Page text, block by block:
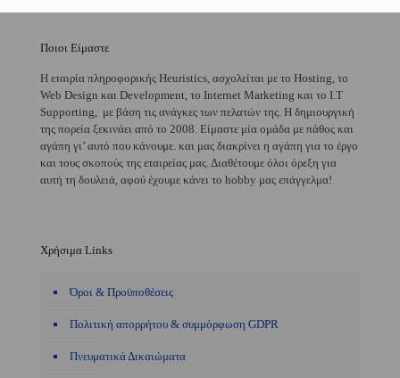
Ποιοι Είμαστε
H εταιρία πληροφορικής Heuristics, ασχολείται με το Hosting, το
Web Design και Development, το Internet Marketing και το I.T
Supporting, με βάση τις ανάγκες των πελατών της. Η δημιουργική
της πορεία ξεκινάει από το 2008. Είμαστε μία ομάδα με πάθος και
αγάπη γι’ αυτό που κάνουμε. και μας διακρίνει η αγάπη για το έργο
και τους σκοπούς της εταιρείας μας. Διαθέτουμε όλοι όρεξη για
αυτή τη δουλειά, αφού έχουμε κάνει το hobby μας επάγγελμα!
Χρήσιμα Links
Όροι & Προϋποθέσεις
Πολιτική απορρήτου & συμμόρφωση GDPR
Πνευματικά Δικαιώματα